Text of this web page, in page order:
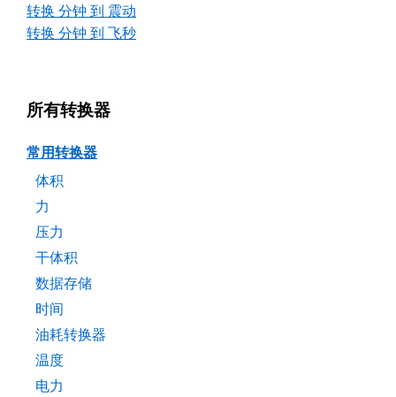
转换 分钟 到 震动
转换 分钟 到 飞秒
所有转换器
常用转换器
体积
力
压力
干体积
数据存储
时间
油耗转换器
温度
电力